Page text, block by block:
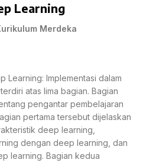
Learning
Merdeka
Learning: Implementasi dalam
atas lima bagian. Bagian
pengantar pembelajaran
pertama tersebut dijelaskan
deep learning,
dengan deep learning, dan
learning. Bagian kedua